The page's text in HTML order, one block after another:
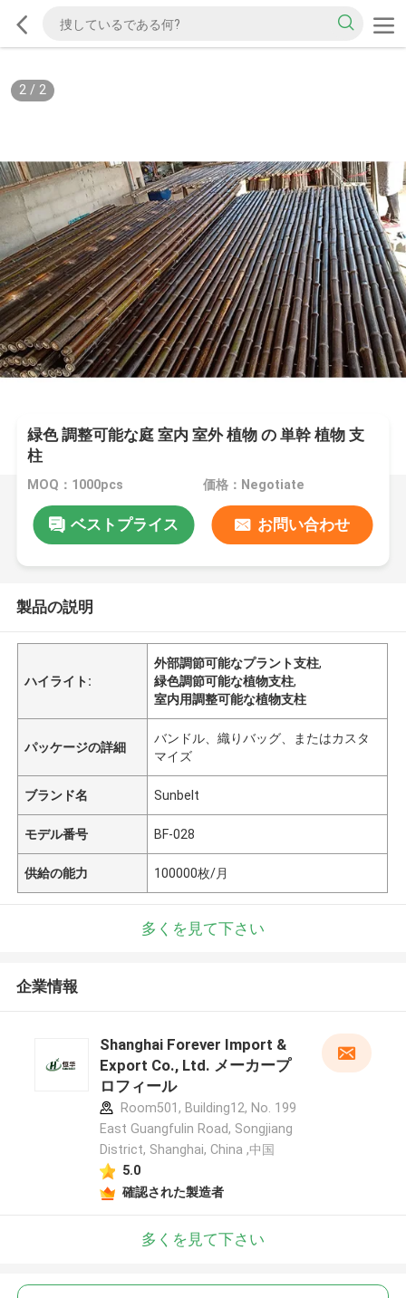
2/ 2
緑色 調整可能な庭 室内 室外 植物 の 単幹 植物 支
柱
MOQ：1000pcs 価格：Negotiate
ベストプライス お問い合わせ
製品の説明
ハイライト:
外部調節可能なプラント支柱,
緑色調節可能な植物支柱,
室内用調整可能な植物支柱
パッケージの詳細
バンドル、織りバッグ、またはカスタ
マイズ
ブランド名 Sunbelt
モデル番号 BF-028
供給の能力 100000枚/月
多くを見て下さい
企業情報
Shanghai Forever Import &
Export Co., Ltd. メーカープ
ロフィール
Room501, Building12, No. 199
East Guangfulin Road, Songjiang
District, Shanghai, China ,中国
5.0
確認された製造者
多くを見て下さい